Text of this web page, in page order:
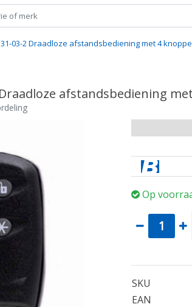
03-2 Draadloze afstandsbediening met 4
afstandsbediening
Op
SKU
EAN